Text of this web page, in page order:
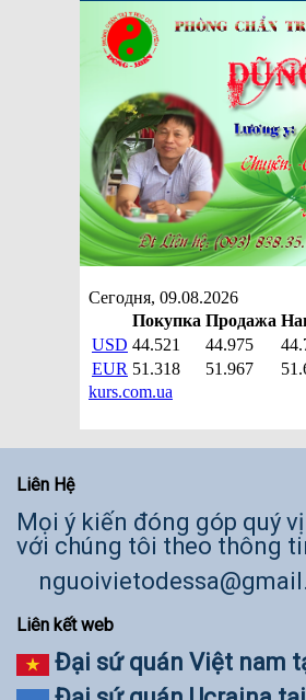
Liên Hệ
Mọi ý kiến đóng góp quý
với chúng tôi theo thông
Liên kết web
Đại sứ quán Việt nam